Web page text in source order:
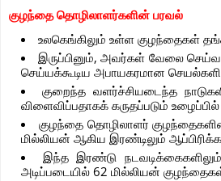
குழந்தை தொழிலாளர்களின் பரவல்
உலகெங்கிலும் உள்ள குழந்தைகள்
இருப்பினும், அவர்கள் வேலை
செய்யக்கூடிய அபாயகரமான
குறைந்த வளர்ச்சியடைந்த
விளைவிப்பதாகக் கருதப்படும்
குழந்தை தொழிலாளர்
மில்லியன் ஆகிய இரண்டிலும்
இந்த இரண்டு
அடிப்படையில் 62 மில்லியன்